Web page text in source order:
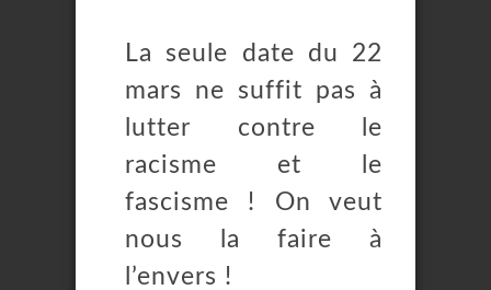
La seule date du 22
mars ne suffit pas à
lutter contre le
racisme et le
fascisme ! On veut
nous la faire à
l’envers !